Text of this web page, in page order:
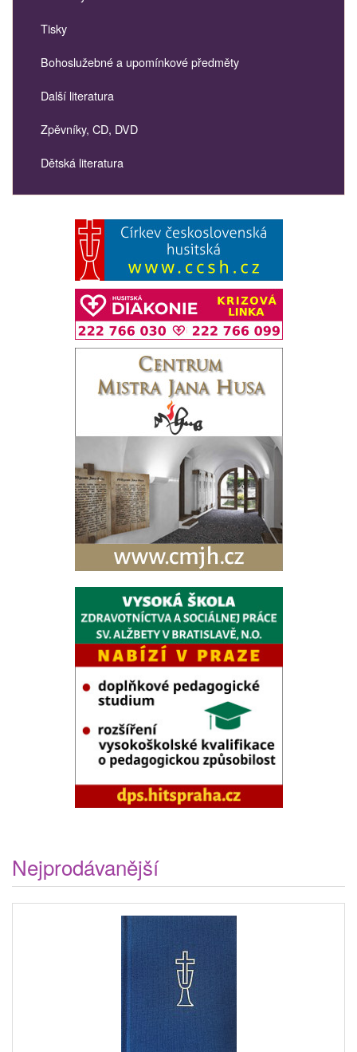
Tisky
Bohoslužebné a upomínkové předměty
Další literatura
Zpěvníky, CD, DVD
Dětská literatura
Nejprodávanější